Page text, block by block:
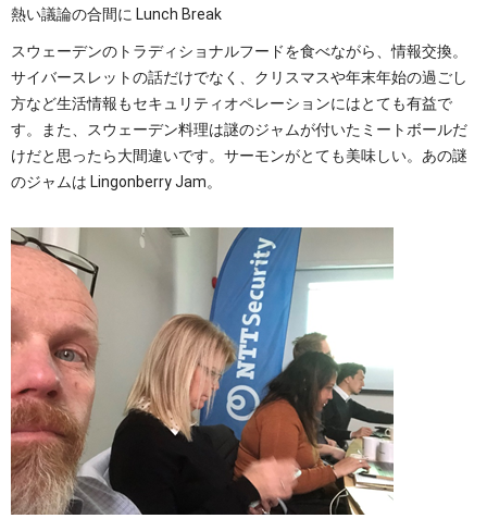
熱い議論の合間に Lunch Break
スウェーデンのトラディショナルフードを食べながら、情報交換。
サイバースレットの話だけでなく、クリスマスや年末年始の過ごし
方など生活情報もセキュリティオペレーションにはとても有益で
す。また、スウェーデン料理は謎のジャムが付いたミートボールだ
けだと思ったら大間違いです。サーモンがとても美味しい。あの謎
のジャムは Lingonberry Jam。